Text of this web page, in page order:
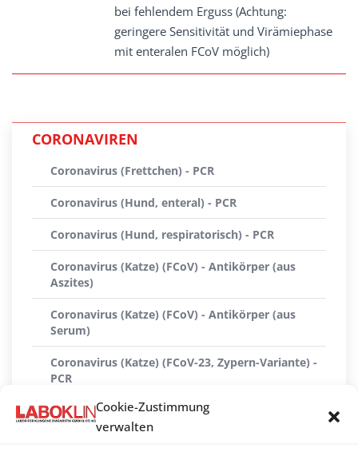
Cookie-Zustimmung
verwalten
bei fehlendem Erguss (Achtung:
geringere Sensitivität und Virämiephase
mit enteralen FCoV möglich)
CORONAVIREN
Coronavirus (Frettchen) - PCR
Coronavirus (Hund, enteral) - PCR
Coronavirus (Hund, respiratorisch) - PCR
Coronavirus (Katze) (FCoV) - Antikörper (aus
Aszites)
Coronavirus (Katze) (FCoV) - Antikörper (aus
Serum)
Coronavirus (Katze) (FCoV-23, Zypern-Variante) -
PCR
Coronavirus (Katze) - PCR (qualitativ)